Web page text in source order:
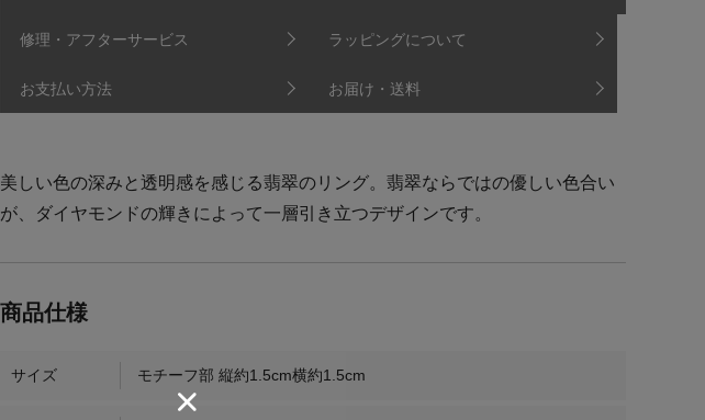
修理・アフターサービス ラッピングについて
お支払い方法 お届け・送料
美しい色の深みと透明感を感じる翡翠のリング。翡翠ならではの優しい色合い
が、ダイヤモンドの輝きによって一層引き立つデザインです。
サイズ モチーフ部 縦約1.5cm横約1.5cm